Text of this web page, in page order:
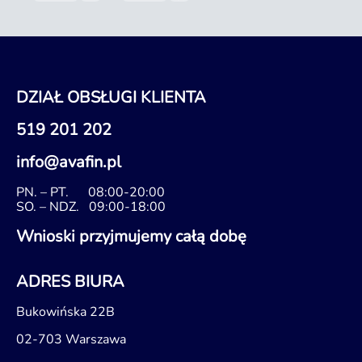
DZIAŁ OBSŁUGI KLIENTA
519 201 202
info@avafin.pl
PN. – PT. 08:00-20:00
SO. – NDZ. 09:00-18:00
Wnioski przyjmujemy całą dobę
ADRES BIURA
Bukowińska 22B
02-703 Warszawa